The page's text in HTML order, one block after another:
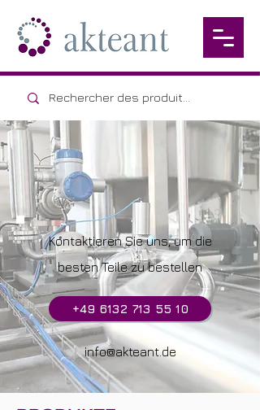
Kontaktieren Sie uns, um die
besten Teile zu bestellen
+49 6132 713 55 10
info@akteant.de